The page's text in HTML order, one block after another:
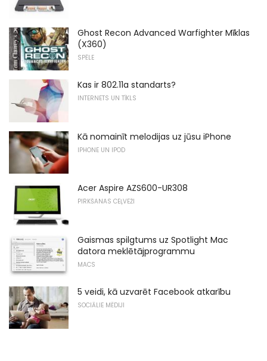
Ghost Recon Advanced Warfighter Mīklas
(X360)
SPĒLE
Kas ir 802.11a standarts?
INTERNETS UN TĪKLS
Kā nomainīt melodijas uz jūsu iPhone
IPHONE UN IPOD
Acer Aspire AZS600-UR308
PIRKŠANAS CEĻVEŽI
Gaismas spilgtums uz Spotlight Mac
datora meklētājprogrammu
MACS
5 veidi, kā uzvarēt Facebook atkarību
SOCIĀLIE MĒDIJI